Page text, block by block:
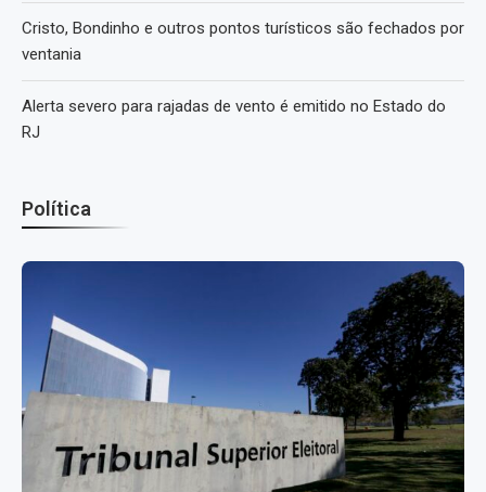
Cristo, Bondinho e outros pontos turísticos são fechados por
ventania
Alerta severo para rajadas de vento é emitido no Estado do
RJ
Política